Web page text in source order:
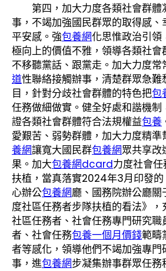
第四，加大力度各類社會群體
事，不竭加強國民群眾的取得感、
平安感。強包養網化思惟政治引領
極向上的價值不雅，領導各類社會
不移聽黨話、跟黨走。加大力度常
道性聯絡接觸辦事，清楚群眾急難
目，針對分歧社會群體的特色把包
任務做細做實。健全好處和諧機制
證各類社會群體符合法規權益包養
愛艱苦、弱勢群體，加大力度精準
養網讓寬大國民群包養網眾共享改
果。加大包養網dcard力度社會
扶植，當真落實2024年3月印發的
心辦公包養網廳、國務院辦公廳關
度社區任務者步隊扶植的看法》，
社區任務者、社會任務專門研究職
者、社會任務包養一個月價錢範疇
者等感化，領導他們不竭加強專門
事，進包養網步凝集辦事群眾任務